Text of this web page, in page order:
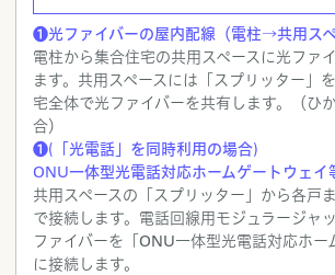
❶光ファイバーの屋内配線（電柱→共用スペ
電柱から集合住宅の共用スペースに光ファ
ます。共用スペースには「スプリッター」
宅全体で光ファイバーを共有します。（ひ
合）
❶(「光電話」を同時利用の場合)
ONU一体型光電話対応ホームゲートウェイ
共用スペースの「スプリッター」から各戸
で接続します。電話回線用モジュラージャ
ファイバーを「ONU一体型光電話対応ホー
に接続します。